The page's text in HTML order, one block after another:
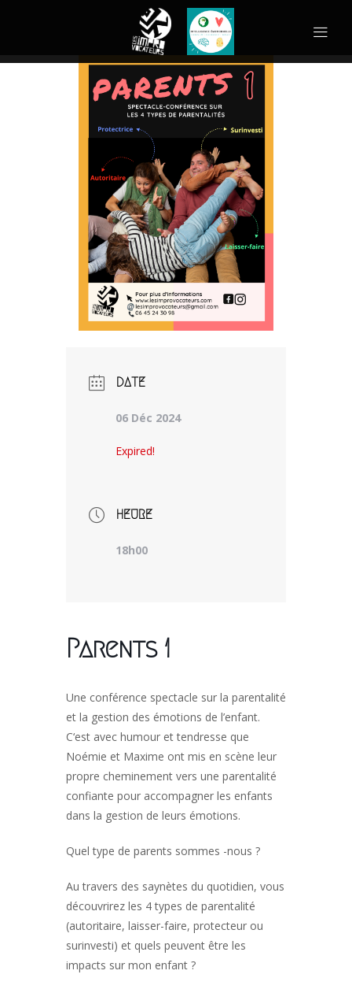
DATE
06 Déc 2024
Expired!
HEURE
18h00
Parents 1
Une conférence spectacle sur la parentalité
et la gestion des émotions de l’enfant.
C‘est avec humour et tendresse que
Noémie et Maxime ont mis en scène leur
propre cheminement vers une parentalité
confiante pour accompagner les enfants
dans la gestion de leurs émotions.
Quel type de parents sommes -nous ?
Au travers des saynètes du quotidien, vous
découvrirez les 4 types de parentalité
(autoritaire, laisser-faire, protecteur ou
surinvesti) et quels peuvent être les
impacts sur mon enfant ?